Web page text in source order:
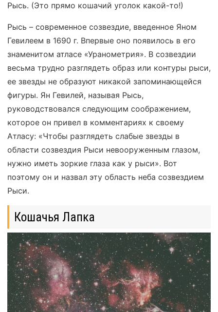
Рысь. (Это прямо кошачий уголок какой-то!)
Рысь – современное созвездие, введенное Яном
Гевилеем в 1690 г. Впервые оно появилось в его
знаменитом атласе «Уранометрия». В созвездии
весьма трудно разглядеть образ или контуры рыси,
ее звезды не образуют никакой запоминающейся
фигуры. Ян Гевилей, называя Рысь,
руководствовался следующим соображением,
которое он привел в комментариях к своему
Атласу: «Чтобы разглядеть слабые звезды в
области созвездия Рыси невооруженным глазом,
нужно иметь зоркие глаза как у рыси». Вот
поэтому он и назвал эту область неба созвездием
Рыси.
Кошачья Лапка